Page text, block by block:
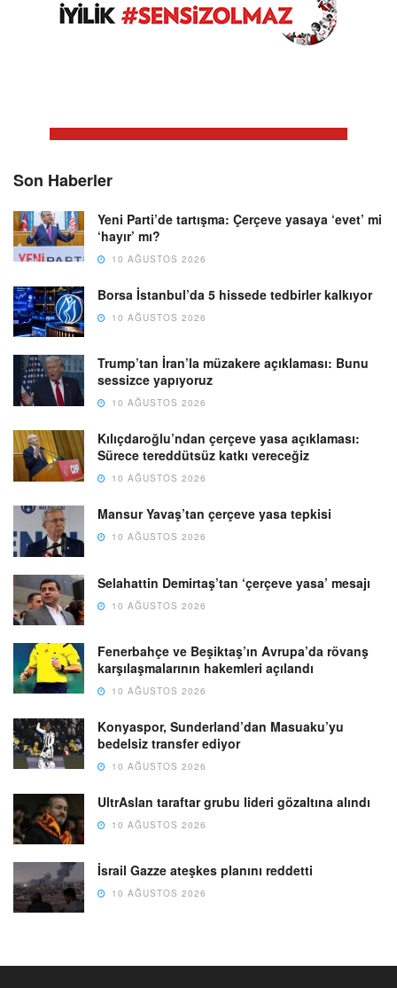
Son Haberler
Yeni Parti’de tartışma: Çerçeve yasaya ‘evet’ mi
‘hayır’ mı?
10 AĞUSTOS 2026
Borsa İstanbul’da 5 hissede tedbirler kalkıyor
10 AĞUSTOS 2026
Trump’tan İran’la müzakere açıklaması: Bunu
sessizce yapıyoruz
10 AĞUSTOS 2026
Kılıçdaroğlu’ndan çerçeve yasa açıklaması:
Sürece tereddütsüz katkı vereceğiz
10 AĞUSTOS 2026
Mansur Yavaş’tan çerçeve yasa tepkisi
10 AĞUSTOS 2026
Selahattin Demirtaş’tan ‘çerçeve yasa’ mesajı
10 AĞUSTOS 2026
Fenerbahçe ve Beşiktaş’ın Avrupa’da rövanş
karşılaşmalarının hakemleri açılandı
10 AĞUSTOS 2026
Konyaspor, Sunderland’dan Masuaku’yu
bedelsiz transfer ediyor
10 AĞUSTOS 2026
UltrAslan taraftar grubu lideri gözaltına alındı
10 AĞUSTOS 2026
İsrail Gazze ateşkes planını reddetti
10 AĞUSTOS 2026